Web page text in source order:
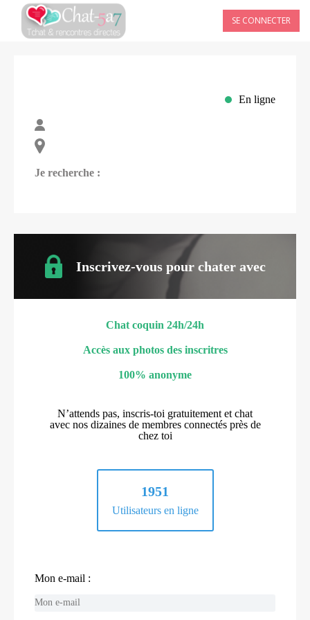
SE CONNECTER
En ligne
Je recherche :
Inscrivez-vous pour chater avec
Chat coquin 24h/24h
Accès aux photos des inscritres
100% anonyme
N’attends pas, inscris-toi gratuitement et chat
avec nos dizaines de membres connectés près de
chez toi
1951
Utilisateurs en ligne
Mon e-mail :